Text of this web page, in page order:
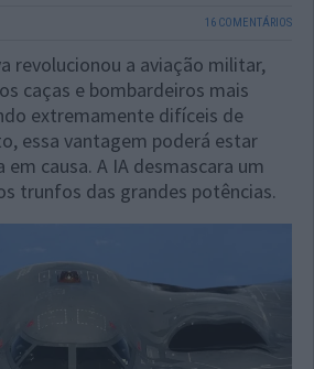
16 COMENTÁRIOS
revolucionou a aviação militar,
caças e bombardeiros mais
extremamente difíceis de
essa vantagem poderá estar
causa. A IA desmascara um
trunfos das grandes potências.